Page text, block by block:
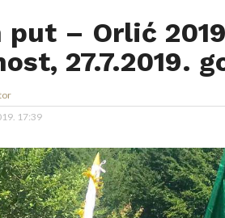
put – Orlić
27.7.2019.
17:39